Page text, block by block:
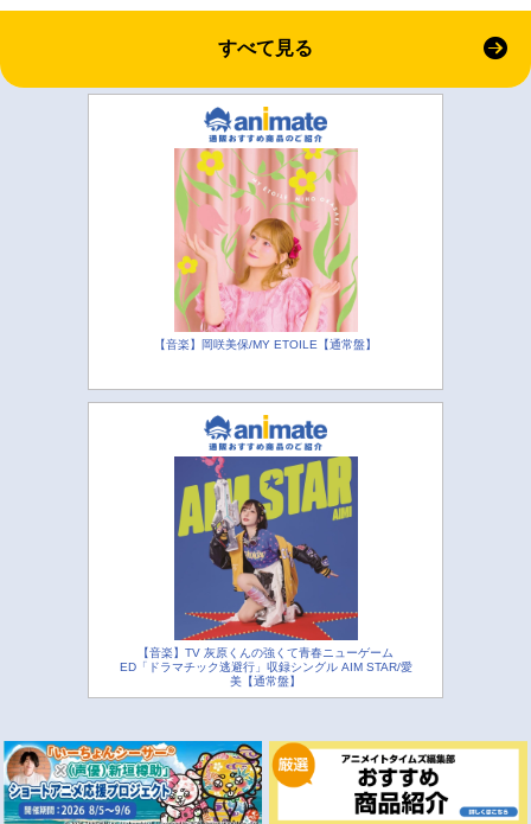
すべて見る
【音楽】岡咲美保/MY ETOILE【通常盤】
【音楽】TV 灰原くんの強くて青春ニューゲーム
ED「ドラマチック逃避行」収録シングル AIM STAR/愛
美【通常盤】